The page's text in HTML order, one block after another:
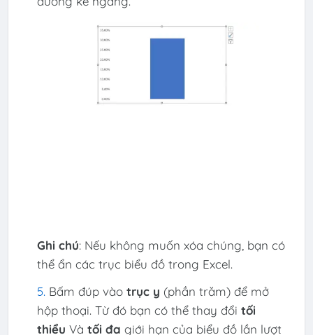
Ghi chú: Nếu không muốn xóa chúng, bạn có
thể ẩn các trục biểu đồ trong Excel.
Bấm đúp vào trục y (phần trăm) để mở
hộp thoại. Từ đó bạn có thể thay đổi tối
thiểu Và tối đa giới hạn của biểu đồ lần lượt